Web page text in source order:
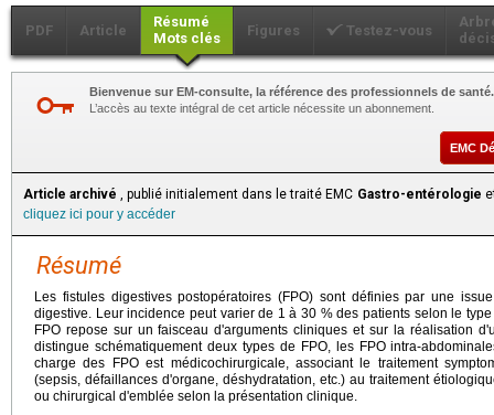
PDF Article
Résumé
Mots clés
Figures Testez-vous
Bienvenue sur EM-consulte, la référence des professionnels de santé.
L’accès au texte intégral de cet article nécessite un abonnement.
EMC
Article archivé , publié initialement dans le traité EMC Gastro-entérologie
cliquez ici pour y accéder
Résumé
Les fistules digestives postopératoires (FPO) sont définies par une
digestive. Leur incidence peut varier de 1 à 30 % des patients selon le
FPO repose sur un faisceau d'arguments cliniques et sur la réalisation
distingue schématiquement deux types de FPO, les FPO intra-
charge des FPO est médicochirurgicale, associant le traitement
(sepsis, défaillances d'organe, déshydratation, etc.) au traitement
ou chirurgical d'emblée selon la présentation clinique.